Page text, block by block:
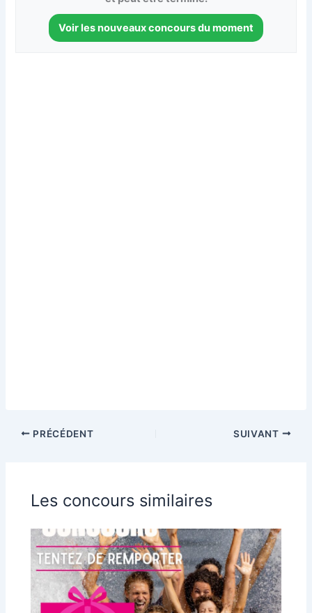
Voir les nouveaux concours du moment
PRÉCÉDENT SUIVANT
Les concours similaires